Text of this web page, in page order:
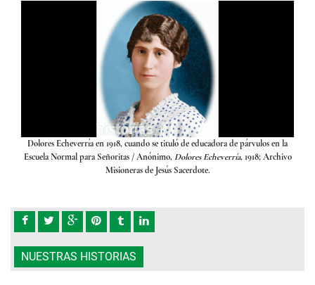
Dolores Echeverría en 1918, cuando se tituló de educadora de párvulos en la
Escuela Normal para Señoritas/ Anónimo,Dolores Echeverría, 1918; Archivo
Misioneras de Jesús Sacerdote.
NUESTRAS HISTORIAS